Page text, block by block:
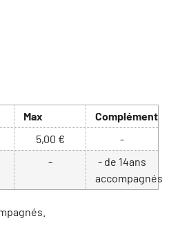
Max
Complément
5,00 €
-
-
- de 14ans
accompagnés